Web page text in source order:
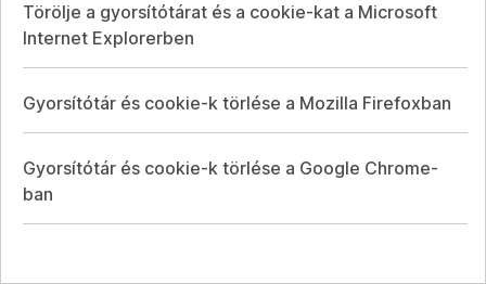
Törölje a gyorsítótárat és a cookie-kat a Microsoft
Internet Explorerben
Gyorsítótár és cookie-k törlése a Mozilla Firefoxban
Gyorsítótár és cookie-k törlése a Google Chrome-
ban